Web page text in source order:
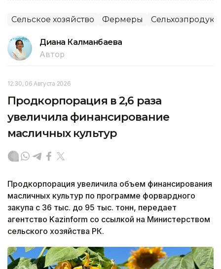
Сельское хозяйство Фермеры
Диана Калманбаева
Автор
12:30, 06 Августа 2026
Продкорпорация в 2,6 раза
увеличила финансирование
масличных культур
Продкорпорация увеличила объем финансирования
масличных культур по программе форвардного
закупа с 36 тыс. до 95 тыс. тонн, передает
агентство Kazinform со ссылкой на Министерством
сельского хозяйства РК.